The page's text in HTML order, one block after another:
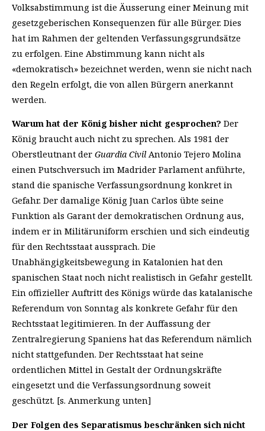
Volksabstimmung ist die Äusserung einer Meinung mit
gesetzgeberischen Konsequenzen für alle Bürger. Dies
hat im Rahmen der geltenden Verfassungsgrundsätze
zu erfolgen. Eine Abstimmung kann nicht als
«demokratisch» bezeichnet werden, wenn sie nicht nach
den Regeln erfolgt, die von allen Bürgern anerkannt
werden.
Warum hat der König bisher nicht gesprochen? Der
König braucht auch nicht zu sprechen. Als 1981 der
Oberstleutnant der Guardia CivilAntonio Tejero Molina
einen Putschversuch im Madrider Parlament anführte,
stand die spanische Verfassungsordnung konkret in
Gefahr. Der damalige König Juan Carlos übte seine
Funktion als Garant der demokratischen Ordnung aus,
indem er in Militäruniform erschien und sich eindeutig
für den Rechtsstaat aussprach. Die
Unabhängigkeitsbewegung in Katalonien hat den
spanischen Staat noch nicht realistisch in Gefahr gestellt.
Ein offizieller Auftritt des Königs würde das katalanische
Referendum von Sonntag als konkrete Gefahr für den
Rechtsstaat legitimieren. In der Auffassung der
Zentralregierung Spaniens hat das Referendum nämlich
nicht stattgefunden. Der Rechtsstaat hat seine
ordentlichen Mittel in Gestalt der Ordnungskräfte
eingesetzt und die Verfassungsordnung soweit
geschützt. [s. Anmerkung unten]
Der Folgen des Separatismus beschränken sich nicht